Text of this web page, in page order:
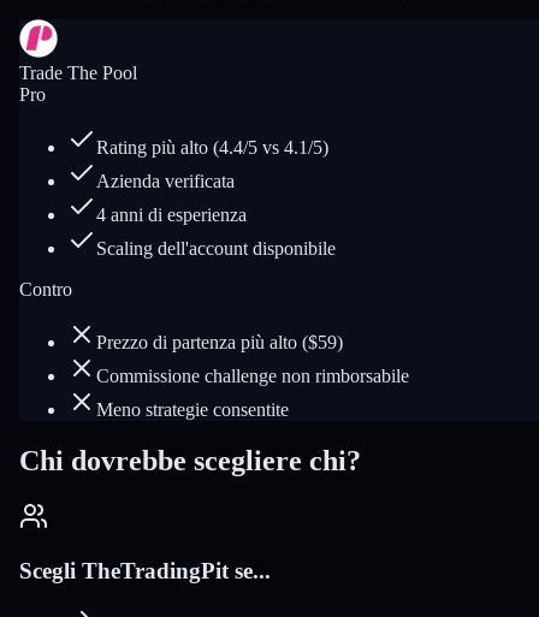
Trade The Pool
Pro
Rating più alto (4.4/5 vs 4.1/5)
Azienda verificata
4 anni di esperienza
Scaling dell'account disponibile
Contro
Prezzo di partenza più alto ($59)
Commissione challenge non rimborsabile
Meno strategie consentite
Chi dovrebbe scegliere chi?
Scegli TheTradingPit se...